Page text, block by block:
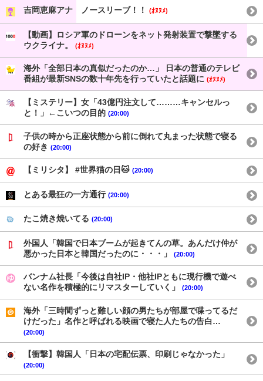
吉岡恵麻アナ ノースリーブ！！ (ｵﾇﾇﾒ)
【動画】ロシア軍のドローンをネット発射装置で撃墜する
ウクライナ。
(ｵﾇﾇﾒ)
海外「全部日本の真似だったのか…」 日本の普通のテレビ
番組が最新SNSの数十年先を行っていたと話題に (ｵﾇﾇﾒ)
【ミステリー】女「43億円注文して………キャンセルっ
と！」←こいつの目的 (20:00)
子供の時から正座状態から前に倒れて丸まった状態で寝る
の好き (20:00)
【ミリシタ】 #世界猫の日🐱 (20:00)
とある最狂の一方通行 (20:00)
たこ焼き焼いてる (20:00)
外国人「韓国で日本ブームが起きてんの草。あんだけ仲が
悪かった日本と韓国だったのに・・・」
(20:00)
バンナム社長「今後は自社IP・他社IPともに現行機で遊べ
ない名作を積極的にリマスターしていく」
(20:00)
海外「三時間ずっと難しい顔の男たちが部屋で喋ってるだ
けだった」名作と呼ばれる映画で寝た人たちの告白…
(20:00)
【衝撃】韓国人「日本の宅配伝票、印刷じゃなかった」
(20:00)